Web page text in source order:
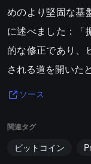
めのより堅固な基
に述べました：「
的な修正であり、
される道を開いた
ソース
関連タグ
ビットコイン